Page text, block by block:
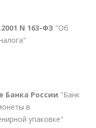
N 163-ФЗ "Об
России "Банк
в
упаковке"